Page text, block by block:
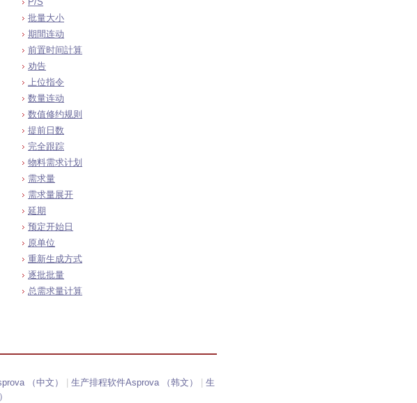
批量大小
期間连动
前置时间計算
劝告
上位指令
数量连动
数值修约规则
提前日数
完全跟踪
物料需求计划
需求量
需求量展开
延期
预定开始日
原单位
重新生成方式
逐批批量
总需求量计算
（中文） 生产排程软件Asprova （韩文）
生